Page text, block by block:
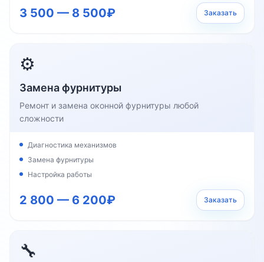
3 500 — 8 500₽ Заказать
⚙️
Замена фурнитуры
Ремонт и замена оконной фурнитуры любой
сложности
Диагностика механизмов
Замена фурнитуры
Настройка работы
2 800 — 6 200₽ Заказать
🔧